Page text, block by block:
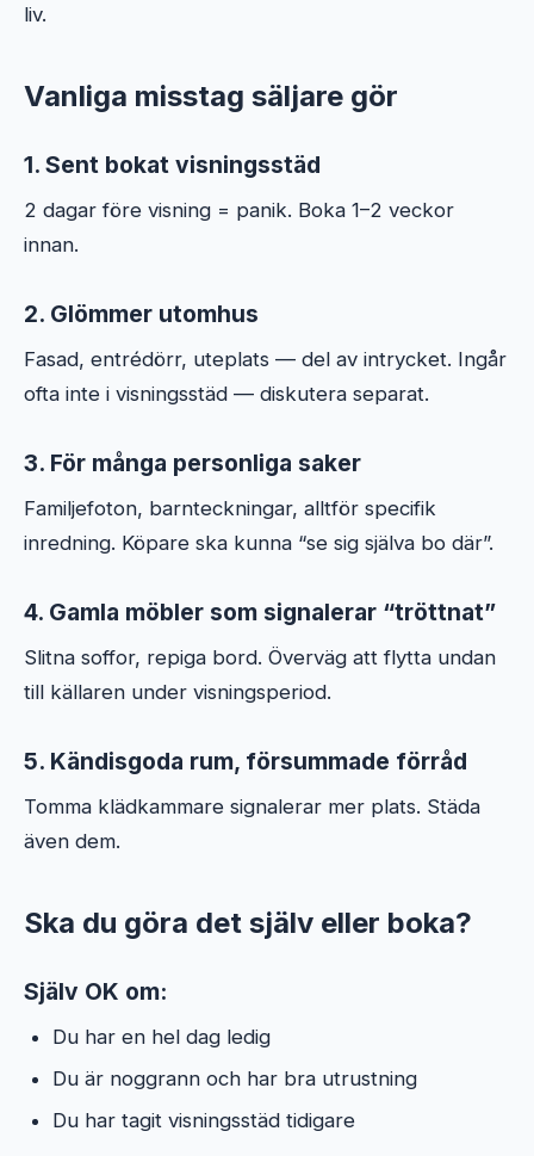
liv.
Vanliga misstag säljare gör
1. Sent bokat visningsstäd
2 dagar före visning = panik. Boka 1–2 veckor
innan.
2. Glömmer utomhus
Fasad, entrédörr, uteplats — del av intrycket. Ingår
ofta inte i visningsstäd — diskutera separat.
3. För många personliga saker
Familjefoton, barnteckningar, alltför specifik
inredning. Köpare ska kunna “se sig själva bo där”.
4. Gamla möbler som signalerar “tröttnat”
Slitna soffor, repiga bord. Överväg att flytta undan
till källaren under visningsperiod.
5. Kändisgoda rum, försummade förråd
Tomma klädkammare signalerar mer plats. Städa
även dem.
Ska du göra det själv eller boka?
Själv OK om:
Du har en hel dag ledig
Du är noggrann och har bra utrustning
Du har tagit visningsstäd tidigare